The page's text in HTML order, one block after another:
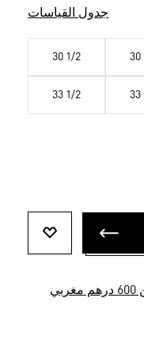
جدول القياسات
30
30 1/2
33
33 1/2